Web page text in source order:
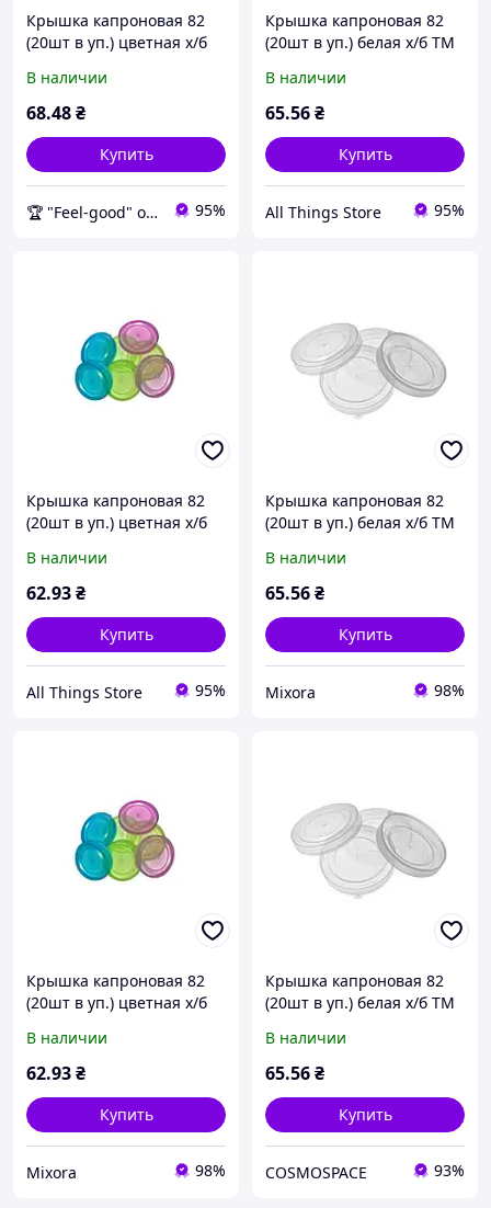
Крышка капроновая 82
(20шт в уп.) цветная х/б
В наличии
68.48₴
Купить
🏆 "Feel-good" онлайн-магазин 95%
Крышка капроновая 82
(20шт в уп.) белая х/б ТМ
В наличии
65.56₴
Купить
All Things Store 95%
Крышка капроновая 82
(20шт в уп.) цветная х/б
В наличии
62.93₴
Купить
All Things Store 95%
Крышка капроновая 82
(20шт в уп.) белая х/б ТМ
В наличии
65.56₴
Купить
Mixora 98%
Крышка капроновая 82
(20шт в уп.) цветная х/б
В наличии
62.93₴
Купить
Mixora 98%
Крышка капроновая 82
(20шт в уп.) белая х/б ТМ
В наличии
65.56₴
Купить
COSMOSPACE 93%